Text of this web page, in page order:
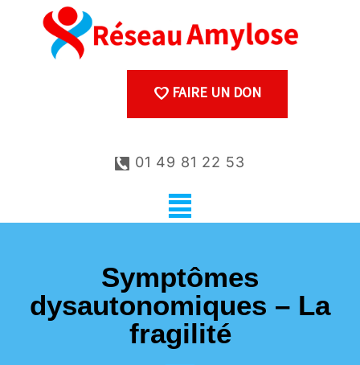
FAIRE UN DON
01 49 81 22 53
Symptômes
dysautonomiques – La
fragilité